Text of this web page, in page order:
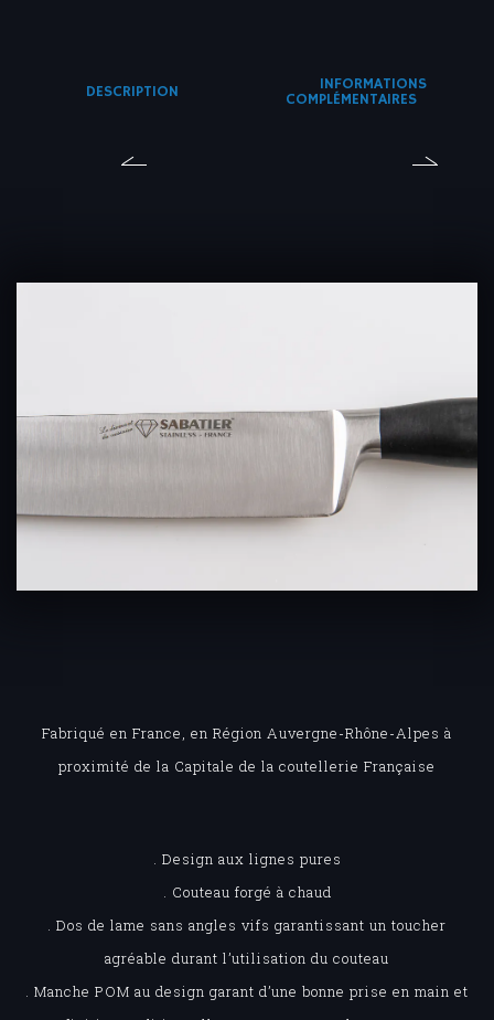
DESCRIPTION INFORMATIONS
COMPLÉMENTAIRES
Fabriqué en France, en Région Auvergne-Rhône-Alpes à
proximité de la Capitale de la coutellerie Française
. Design aux lignes pures
. Couteau forgé à chaud
. Dos de lame sans angles vifs garantissant un toucher
agréable durant l’utilisation du couteau
. Manche POM au design garant d’une bonne prise en main et